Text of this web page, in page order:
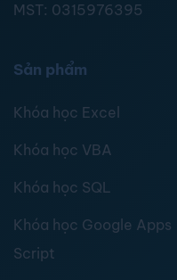
MST: 0315976395
Sản phẩm
Khóa học Excel
Khóa học VBA
Khóa học SQL
Khóa học Google Apps
Script